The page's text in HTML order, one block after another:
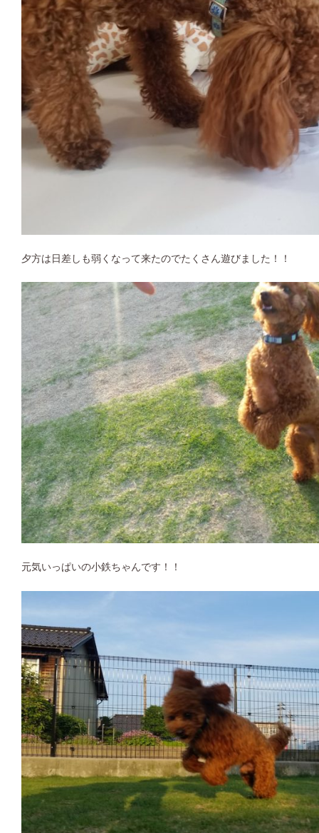
夕方は日差しも弱くなって来たのでたくさん遊びました！！
元気いっぱいの小鉄ちゃんです！！